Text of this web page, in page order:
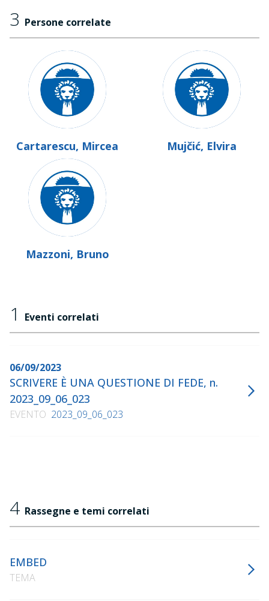
3 Persone correlate
Cartarescu, Mircea Mujčić, Elvira
Mazzoni, Bruno
1 Eventi correlati
06/09/2023
SCRIVERE È UNA QUESTIONE DI FEDE, n.
2023_09_06_023
EVENTO 2023_09_06_023
4 Rassegne e temi correlati
EMBED
TEMA